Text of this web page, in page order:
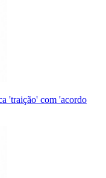
'traição' com 'acordo